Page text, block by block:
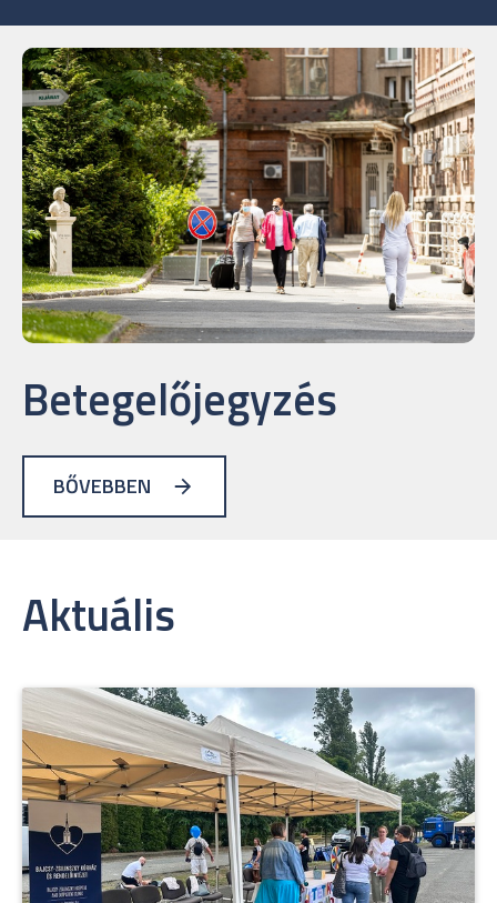
Betegelőjegyzés
BŐVEBBEN
Aktuális